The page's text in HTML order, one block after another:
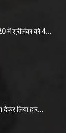
में श्रीलंका को 4...
देकर लिया हार...